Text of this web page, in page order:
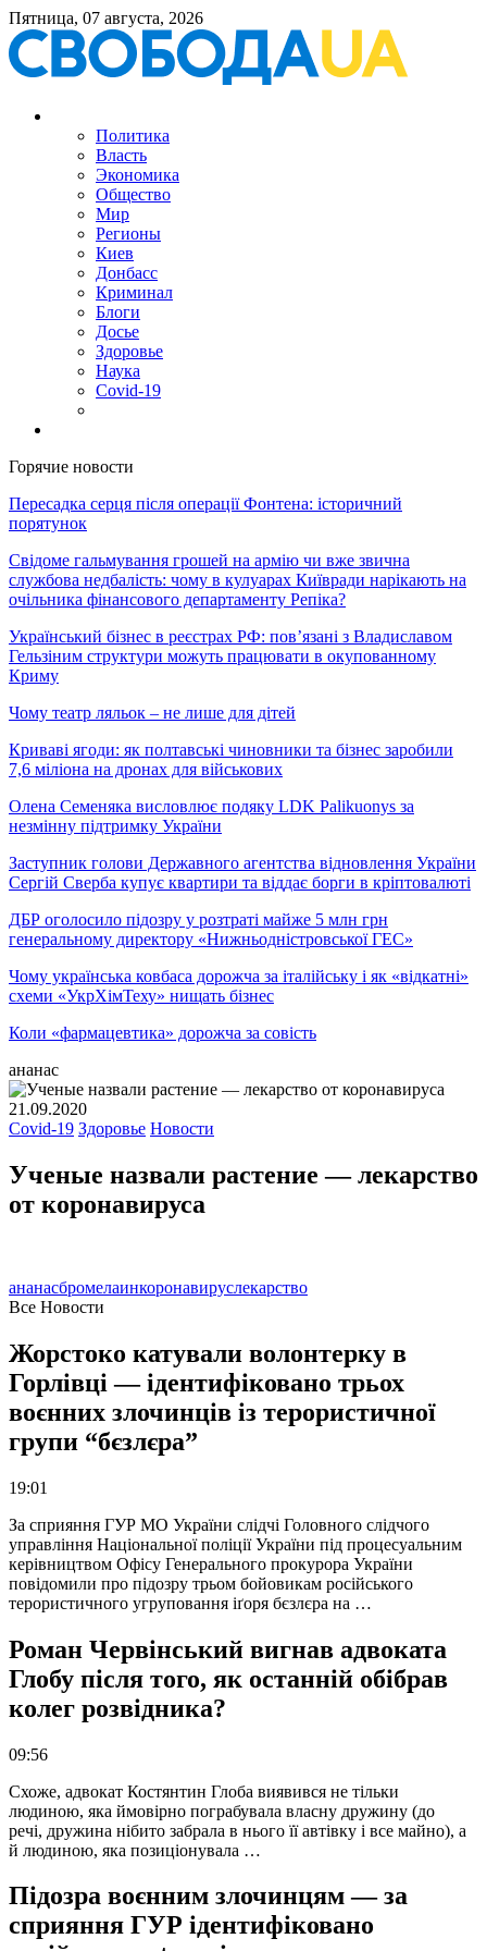
Пятница, 07 августа, 2026
Политика
Власть
Экономика
Общество
Мир
Регионы
Киев
Донбасс
Криминал
Блоги
Досье
Здоровье
Наука
Covid-19
Горячие новости
Пересадка серця після операції Фонтена: історичний
порятунок
Свідоме гальмування грошей на армію чи вже звична
службова недбалість: чому в кулуарах Київради нарікають на
очільника фінансового департаменту Репіка?
Український бізнес в реєстрах РФ: пов’язані з Владиславом
Гельзіним структури можуть працювати в окупованному
Криму
Чому театр ляльок – не лише для дітей
Криваві ягоди: як полтавські чиновники та бізнес заробили
7,6 міліона на дронах для військових
Олена Семеняка висловлює подяку LDK Palikuonys за
незмінну підтримку України
Заступник голови Державного агентства відновлення України
Сергій Сверба купує квартири та віддає борги в кріптовалюті
ДБР оголосило підозру у розтраті майже 5 млн грн
генеральному директору «Нижньодністровської ГЕС»
Чому українська ковбаса дорожча за італійську і як «відкатні»
схеми «УкрХімТеху» нищать бізнес
Коли «фармацевтика» дорожча за совість
ананас
21.09.2020
Covid-19 Здоровье Новости
Ученые назвали растение — лекарство
от коронавируса
ананасбромелаинкоронавируслекарство
Все Новости
Жорстоко катували волонтерку в
Горлівці — ідентифіковано трьох
воєнних злочинців із терористичної
групи “бєзлєра”
19:01
За сприяння ГУР МО України слідчі Головного слідчого
управління Національної поліції України під процесуальним
керівництвом Офісу Генерального прокурора України
повідомили про підозру трьом бойовикам російського
терористичного угруповання іґоря бєзлєра на …
Роман Червінський вигнав адвоката
Глобу після того, як останній обібрав
колег розвідника?
09:56
Схоже, адвокат Костянтин Глоба виявився не тільки
людиною, яка ймовірно пограбувала власну дружину (до
речі, дружина нібито забрала в нього її автівку і все майно), а
й людиною, яка позиціонувала …
Підозра воєнним злочинцям — за
сприяння ГУР ідентифіковано